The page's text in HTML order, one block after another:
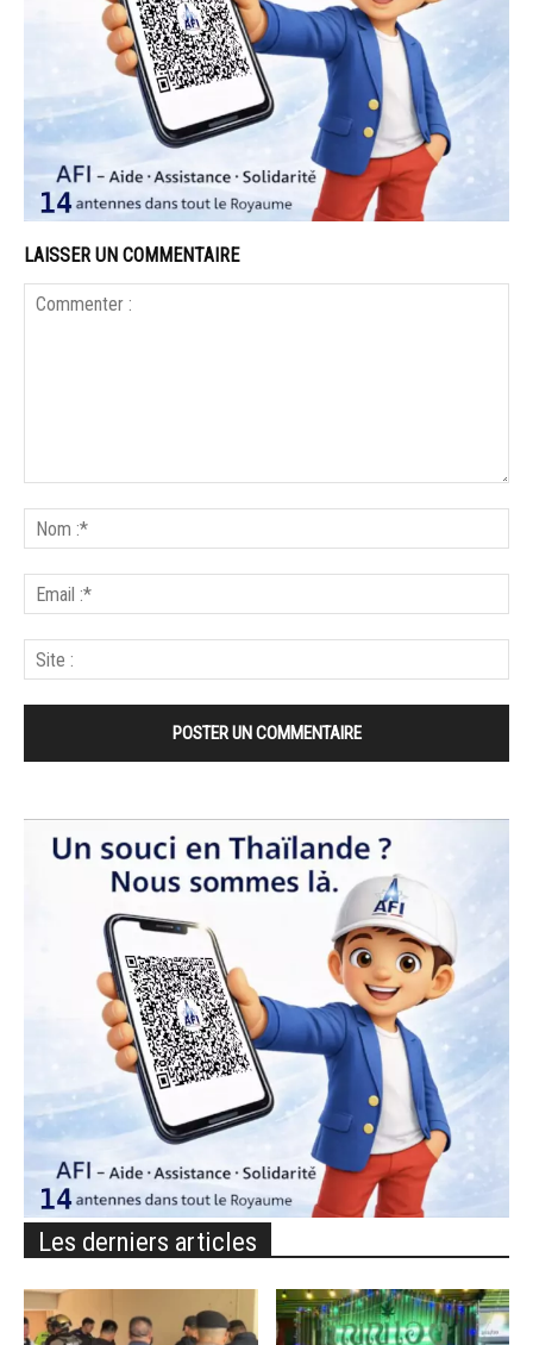
LAISSER UN COMMENTAIRE
Les derniers articles